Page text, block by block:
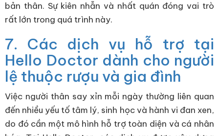
bản thân. Sự kiên nhẫn và nhất quán đóng vai trò
rất lớn trong quá trình này.
7. Các dịch vụ hỗ trợ tại
Hello Doctor dành cho người
lệ thuộc rượu và gia đình
Việc người thân say xỉn mỗi ngày thường liên quan
đến nhiều yếu tố tâm lý, sinh học và hành vi đan xen,
do đó cần một mô hình hỗ trợ toàn diện và cá nhân